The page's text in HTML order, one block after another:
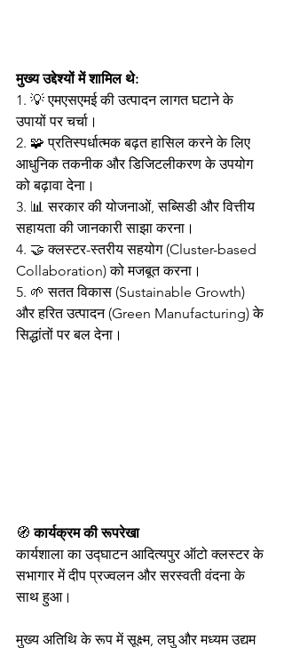
मुख्य उद्देश्यों में शामिल थे:
1. 💡 एमएसएमई की उत्पादन लागत घटाने के
उपायों पर चर्चा।
2. 🧩 प्रतिस्पर्धात्मक बढ़त हासिल करने के लिए
आधुनिक तकनीक और डिजिटलीकरण के उपयोग
को बढ़ावा देना।
3. 📊 सरकार की योजनाओं, सब्सिडी और वित्तीय
सहायता की जानकारी साझा करना।
4. 🤝 क्लस्टर-स्तरीय सहयोग (Cluster-based
Collaboration) को मजबूत करना।
5. 🌱 सतत विकास (Sustainable Growth)
और हरित उत्पादन (Green Manufacturing) के
सिद्धांतों पर बल देना।
🧭 कार्यक्रम की रूपरेखा
कार्यशाला का उद्घाटन आदित्यपुर ऑटो क्लस्टर के
सभागार में दीप प्रज्वलन और सरस्वती वंदना के
साथ हुआ।
मुख्य अतिथि के रूप में सूक्ष्म, लघु और मध्यम उद्यम